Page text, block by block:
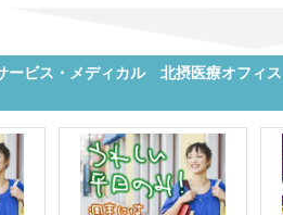
ービス・メディカル 北摂医療オフィ